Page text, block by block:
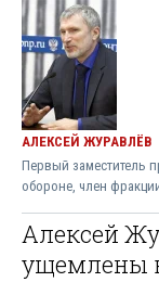
АЛЕКСЕЙ ЖУРАВЛЁВ
Первый заместитель
обороне, член
Алексей
ущемлены